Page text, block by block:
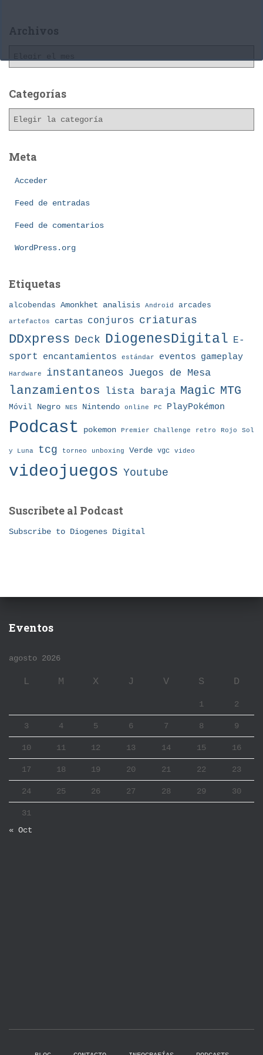
Archivos
h
o
Categorías
e
Meta
Acceder
Feed de entradas
Feed de comentarios
WordPress.org
Etiquetas
alcobendas Amonkhet analisis Android arcades
artefactos cartas conjuros criaturas
DDxpress Deck DiogenesDigital E-
sport
encantamientos estándar eventos gameplay
Hardware instantaneos Juegos de Mesa
lanzamientos lista baraja Magic MTG
Móvil Negro NES Nintendo online PC PlayPokémon
Podcast pokemon Premier Challenge retro Rojo Sol
y Luna tcg torneo unboxing Verde vgc video
videojuegos Youtube
Suscribete al Podcast
Subscribe to Diogenes Digital
Eventos
agosto 2026
L M X J V S D
1 2
3 4 5 6 7 8 9
10 11 12 13 14 15 16
17 18 19 20 21 22 23
24 25 26 27 28 29 30
31
« Oct